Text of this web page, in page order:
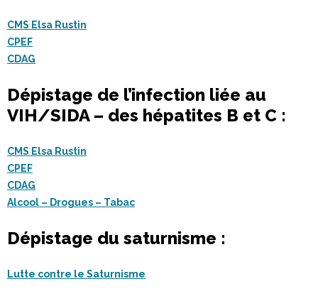
CMS Elsa Rustin
CPEF
CDAG
Dépistage de l’infection liée au
VIH/SIDA – des hépatites B et C :
CMS Elsa Rustin
CPEF
CDAG
Alcool – Drogues – Tabac
Dépistage du saturnisme :
Lutte contre le Saturnisme